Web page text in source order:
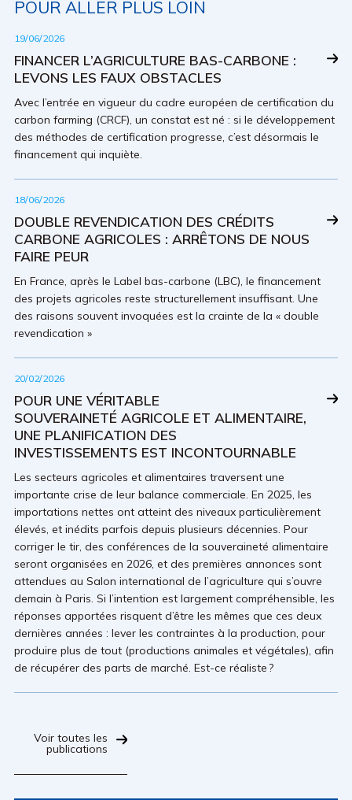
POUR ALLER PLUS LOIN
19/06/2026
FINANCER L’AGRICULTURE BAS-CARBONE :
LEVONS LES FAUX OBSTACLES
Avec l’entrée en vigueur du cadre européen de certification du
carbon farming (CRCF), un constat est né : si le développement
des méthodes de certification progresse, c’est désormais le
financement qui inquiète.
18/06/2026
DOUBLE REVENDICATION DES CRÉDITS
CARBONE AGRICOLES : ARRÊTONS DE NOUS
FAIRE PEUR
En France, après le Label bas-carbone (LBC), le finance­ment
des projets agricoles reste structu­rellement insuffisant. Une
des raisons souvent invoquées est la crainte de la « double
revendication »
20/02/2026
POUR UNE VÉRITABLE
SOUVERAINETÉ AGRICOLE ET ALIMENTAIRE,
UNE PLANIFICATION DES
INVESTISSEMENTS EST INCONTOURNABLE
Les secteurs agricoles et alimentaires traversent une
importante crise de leur balance commerciale. En 2025, les
importations nettes ont atteint des niveaux particulièrement
élevés, et inédits parfois depuis plusieurs décennies. Pour
corriger le tir, des conférences de la souveraineté alimentaire
seront organisées en 2026, et des premières annonces sont
attendues au Salon international de l’agriculture qui s’ouvre
demain à Paris. Si l’intention est largement compréhensible, les
réponses apportées risquent d’être les mêmes que ces deux
dernières années : lever les contraintes à la production, pour
produire plus de tout (productions animales et végétales), afin
de récupérer des parts de marché. Est-ce réaliste ?
Voir toutes les
publications